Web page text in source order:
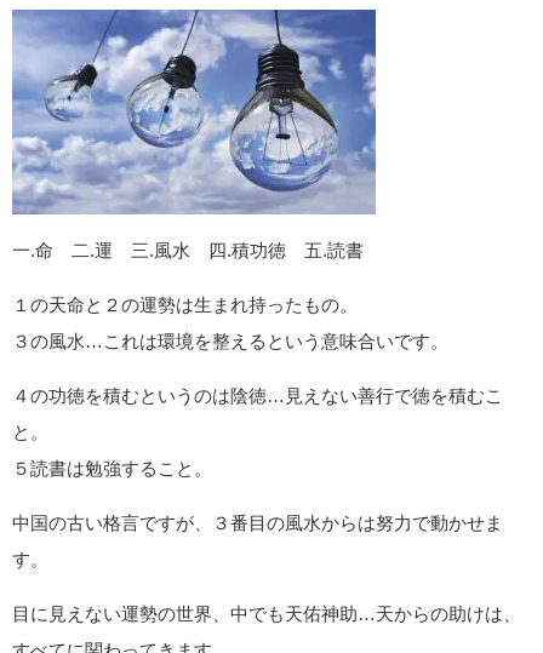
一.命 二.運 三.風水 四.積功徳 五.読書
１の天命と２の運勢は生まれ持ったもの。
３の風水…これは環境を整えるという意味合いです。
４の功徳を積むというのは陰徳…見えない善行で徳を積むこ
と。
５読書は勉強すること。
中国の古い格言ですが、３番目の風水からは努力で動かせま
す。
目に見えない運勢の世界、中でも天佑神助…天からの助けは、